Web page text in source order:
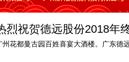
烈祝贺德远股份2018年
花都曼古园百姓喜宴大酒楼。广东